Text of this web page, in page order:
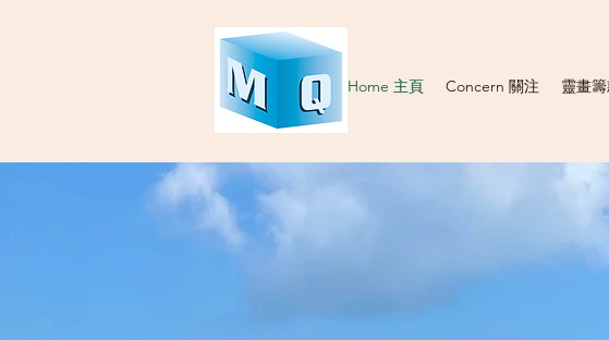
Home 主頁 Concern 關注 靈畫